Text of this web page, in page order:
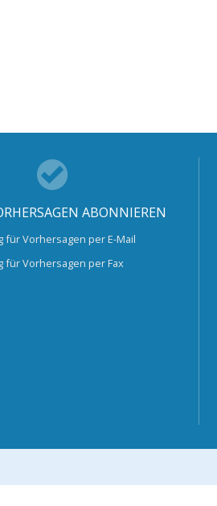
ABONNIEREN
für Vorhersagen per E-Mail
für Vorhersagen per Fax